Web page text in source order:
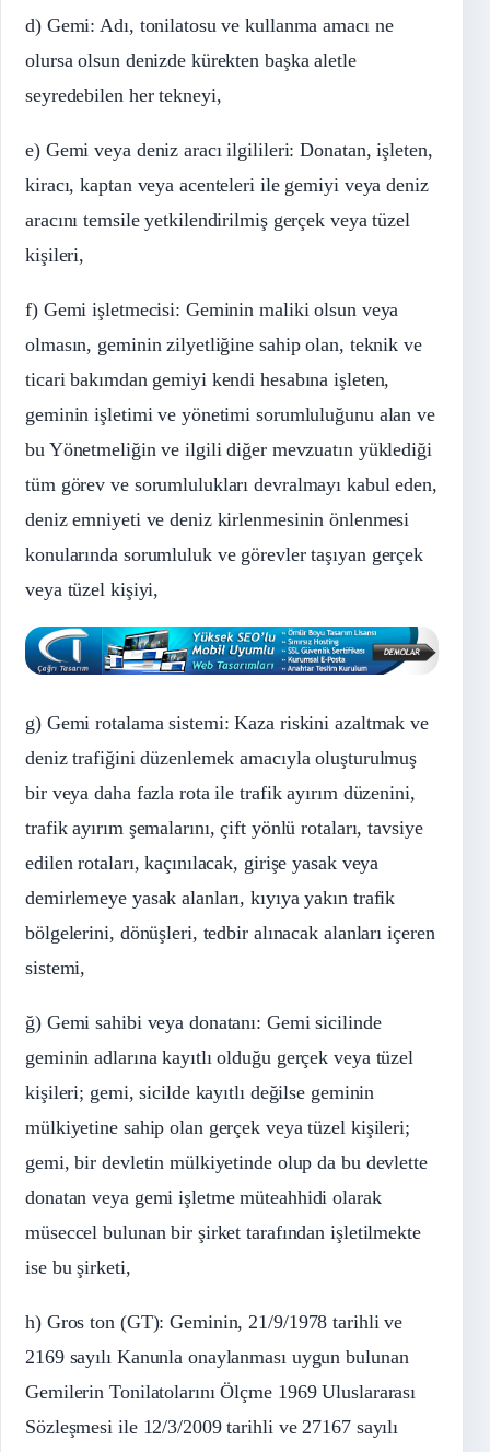
d) Gemi: Adı, tonilatosu ve kullanma amacı ne
olursa olsun denizde kürekten başka aletle
seyredebilen her tekneyi,
e) Gemi veya deniz aracı ilgilileri: Donatan, işleten,
kiracı, kaptan veya acenteleri ile gemiyi veya deniz
aracını temsile yetkilendirilmiş gerçek veya tüzel
kişileri,
f) Gemi işletmecisi: Geminin maliki olsun veya
olmasın, geminin zilyetliğine sahip olan, teknik ve
ticari bakımdan gemiyi kendi hesabına işleten,
geminin işletimi ve yönetimi sorumluluğunu alan ve
bu Yönetmeliğin ve ilgili diğer mevzuatın yüklediği
tüm görev ve sorumlulukları devralmayı kabul eden,
deniz emniyeti ve deniz kirlenmesinin önlenmesi
konularında sorumluluk ve görevler taşıyan gerçek
veya tüzel kişiyi,
g) Gemi rotalama sistemi: Kaza riskini azaltmak ve
deniz trafiğini düzenlemek amacıyla oluşturulmuş
bir veya daha fazla rota ile trafik ayırım düzenini,
trafik ayırım şemalarını, çift yönlü rotaları, tavsiye
edilen rotaları, kaçınılacak, girişe yasak veya
demirlemeye yasak alanları, kıyıya yakın trafik
bölgelerini, dönüşleri, tedbir alınacak alanları içeren
sistemi,
ğ) Gemi sahibi veya donatanı: Gemi sicilinde
geminin adlarına kayıtlı olduğu gerçek veya tüzel
kişileri; gemi, sicilde kayıtlı değilse geminin
mülkiyetine sahip olan gerçek veya tüzel kişileri;
gemi, bir devletin mülkiyetinde olup da bu devlette
donatan veya gemi işletme müteahhidi olarak
müseccel bulunan bir şirket tarafından işletilmekte
ise bu şirketi,
h) Gros ton (GT): Geminin, 21/9/1978 tarihli ve
2169 sayılı Kanunla onaylanması uygun bulunan
Gemilerin Tonilatolarını Ölçme 1969 Uluslararası
Sözleşmesi ile 12/3/2009 tarihli ve 27167 sayılı